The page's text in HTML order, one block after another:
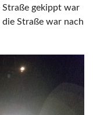
Straße gekippt war
Straße war nach